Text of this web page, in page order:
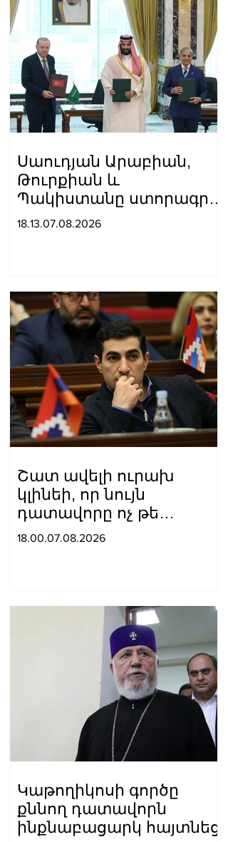
Սաուդյան Արաբիան,
Թուրքիան և
Պակիստանը ստորագրել
են հավաքական
18.13.07.08.2026
Շատ ավելի ուրախ
կլինեի, որ նույն
դատավորը ոչ թե
բացարկ հայտներ, այլ
18.00.07.08.2026
Կաթողիկոսի գործը
քննող դատավորն
ինքնաբացարկ հայտնեց